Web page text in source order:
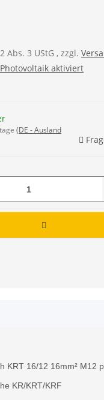
Abs. 3 UStG , zzgl.
(§ 12 Abs. 3
aktiviert
(DE - Ausland
KRT 16/12 16mm² M12
KR/KRT/KRF